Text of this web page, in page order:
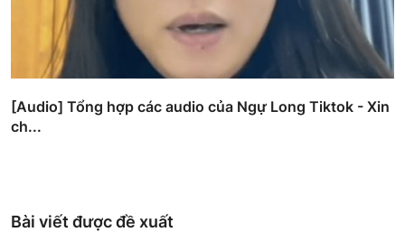
[Audio] Tổng hợp các audio của Ngự Long Tiktok - Xin
ch...
Bài viết được đề xuất